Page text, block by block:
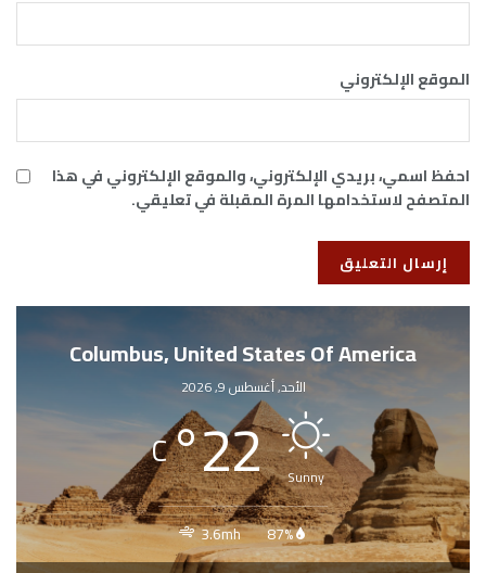
الموقع الإلكتروني
احفظ اسمي، بريدي الإلكتروني، والموقع الإلكتروني في هذا
المتصفح لاستخدامها المرة المقبلة في تعليقي.
Columbus, United States Of America
الأحد, أغسطس 9, 2026
Sunny
22
°
C
87%
3.6mh